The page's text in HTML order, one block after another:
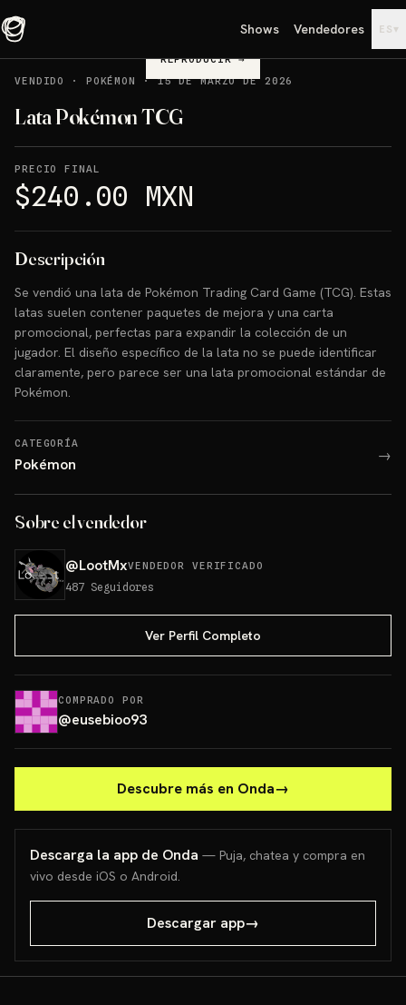
Shows Vendedores ES ▾
REPRODUCIR→
VENDIDO
· POKÉMON ·15 DE MARZO DE 2026
Lata Pokémon TCG
PRECIO FINAL
$240.00 MXN
Descripción
Se vendió una lata de Pokémon Trading Card Game (TCG). Estas
latas suelen contener paquetes de mejora y una carta
promocional, perfectas para expandir la colección de un
jugador. El diseño específico de la lata no se puede identificar
claramente, pero parece ser una lata promocional estándar de
Pokémon.
CATEGORÍA
Pokémon →
Sobre el vendedor
@LootMxVENDEDOR VERIFICADO
487 Seguidores
Ver Perfil Completo
COMPRADO POR
@eusebioo93
Descubre más en Onda→
Descarga la app de Onda — Puja, chatea y compra en
vivo desde iOS o Android.
Descargar app→